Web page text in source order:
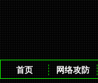
首页 网络攻防